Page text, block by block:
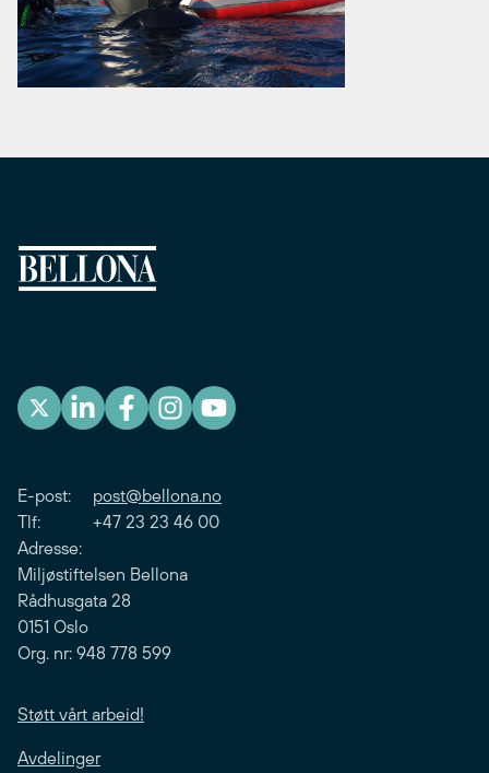
E-post: post@bellona.no
Tlf: +47 23 23 46 00
Adresse:
Miljøstiftelsen Bellona
Rådhusgata 28
0151 Oslo
Org. nr: 948 778 599
Støtt vårt arbeid!
Avdelinger